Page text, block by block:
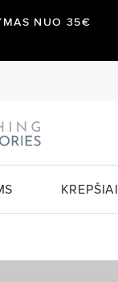
NUO 35€
KREPŠIAI